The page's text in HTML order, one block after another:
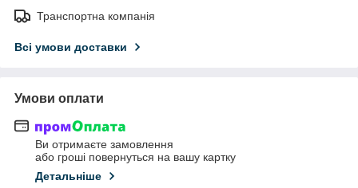
Транспортна компанія
Всі умови доставки
Умови оплати
Ви отримаєте замовлення
або гроші повернуться на вашу картку
Детальніше